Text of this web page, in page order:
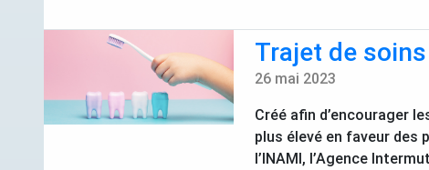
Trajet de
26 mai 2023
Créé afin d’encourager
plus élevé en faveur des
l’INAMI, l’Agence